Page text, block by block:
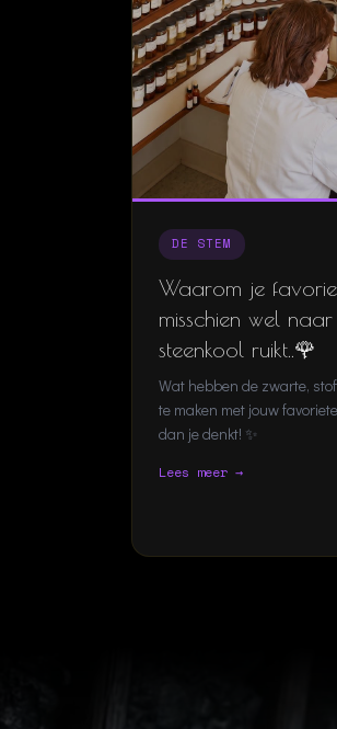
DE STEM
Waarom je
misschien wel
steenkool ruikt..🌹
Wat hebben de zwarte,
te maken met jouw
dan je denkt! ✨
Lees meer →